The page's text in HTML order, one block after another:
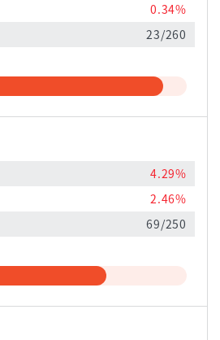
0.34%
23/260
4.29%
2.46%
69/250